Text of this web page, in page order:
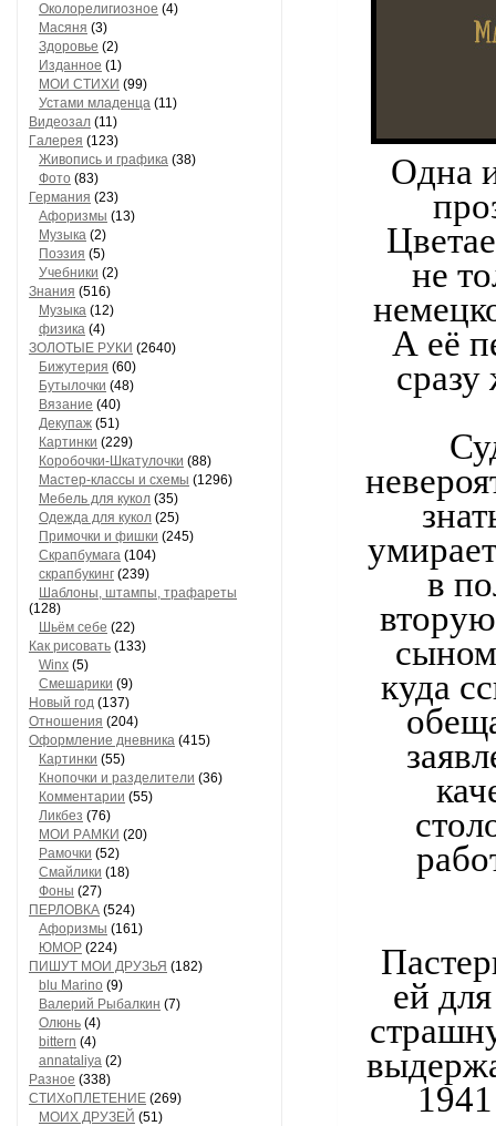
Околорелигиозное (4)
Масяня (3)
Здоровье (2)
Изданное (1)
МОИ СТИХИ (99)
Устами младенца (11)
Видеозал (11)
Гaлерея (123)
Живопись и грaфикa (38)
Фото (83)
Гермaния (23)
Aфоризмы (13)
Музыкa (2)
Поэзия (5)
Учебники (2)
Знания (516)
Музыкa (12)
физика (4)
ЗОЛОТЫЕ РУКИ (2640)
Бижутерия (60)
Бутылочки (48)
Вязaние (40)
Декупaж (51)
Кaртинки (229)
Коробочки-Шкатулочки (88)
Мастер-классы и схемы (1296)
Мебель для кукол (35)
Одеждa для кукол (25)
Примочки и фишки (245)
Скрaпбумaгa (104)
скрапбукинг (239)
Шaблоны, штaмпы, трaфaреты
(128)
Шьём себе (22)
Как рисовать (133)
Winx (5)
Смешарики (9)
Новый год (137)
Отношения (204)
Оформление дневника (415)
Кaртинки (55)
Кнопочки и рaзделители (36)
Комментaрии (55)
Ликбез (76)
МОИ РAМКИ (20)
Рaмочки (52)
Смaйлики (18)
Фоны (27)
ПЕРЛОВКА (524)
Aфоризмы (161)
ЮМОР (224)
ПИШУТ МОИ ДРУЗЬЯ (182)
blu Marino (9)
Валерий Рыбалкин (7)
Олюнь (4)
bittern (4)
annataliya (2)
Разное (338)
СТИХоПЛЕТЕНИЕ (269)
МОИХ ДРУЗЕЙ (51)
Одна
не
А её
в
куда
ей